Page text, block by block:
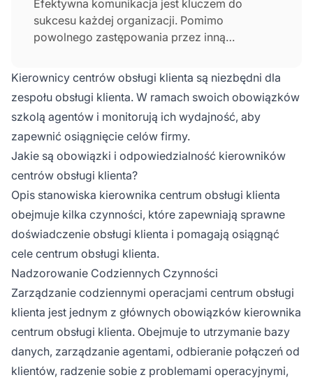
Efektywna komunikacja jest kluczem do
sukcesu każdej organizacji. Pomimo
powolnego zastępowania przez inną
obsługa telefoniczna jest nadal intensywnie
wykorzystywana dzisiaj. Pozwala na bardziej
spersonalizowaną opiekę nad klientem i
pomaga w szybszym rozwiązywaniu
problemów.
Kierownicy centrów obsługi klienta są niezbędni dla
zespołu obsługi klienta. W ramach swoich obowiązków
szkolą agentów i monitorują ich wydajność, aby
zapewnić osiągnięcie celów firmy.
Jakie są obowiązki i odpowiedzialność kierowników
centrów obsługi klienta?
Opis stanowiska kierownika centrum obsługi klienta
obejmuje kilka czynności, które zapewniają sprawne
doświadczenie obsługi klienta i pomagają osiągnąć
cele centrum obsługi klienta.
Nadzorowanie Codziennych Czynności
Zarządzanie codziennymi operacjami centrum obsługi
klienta jest jednym z głównych obowiązków kierownika
centrum obsługi klienta. Obejmuje to utrzymanie bazy
danych, zarządzanie agentami, odbieranie połączeń od
klientów, radzenie sobie z problemami operacyjnymi,